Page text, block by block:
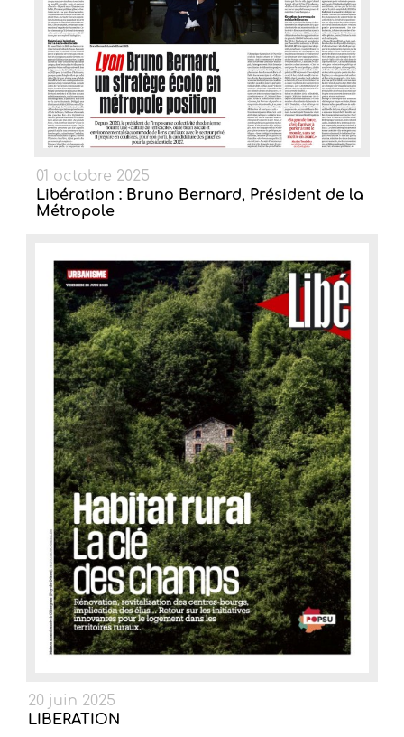
01 octobre 2025
Libération : Bruno Bernard, Président de la
Métropole
20 juin 2025
LIBERATION